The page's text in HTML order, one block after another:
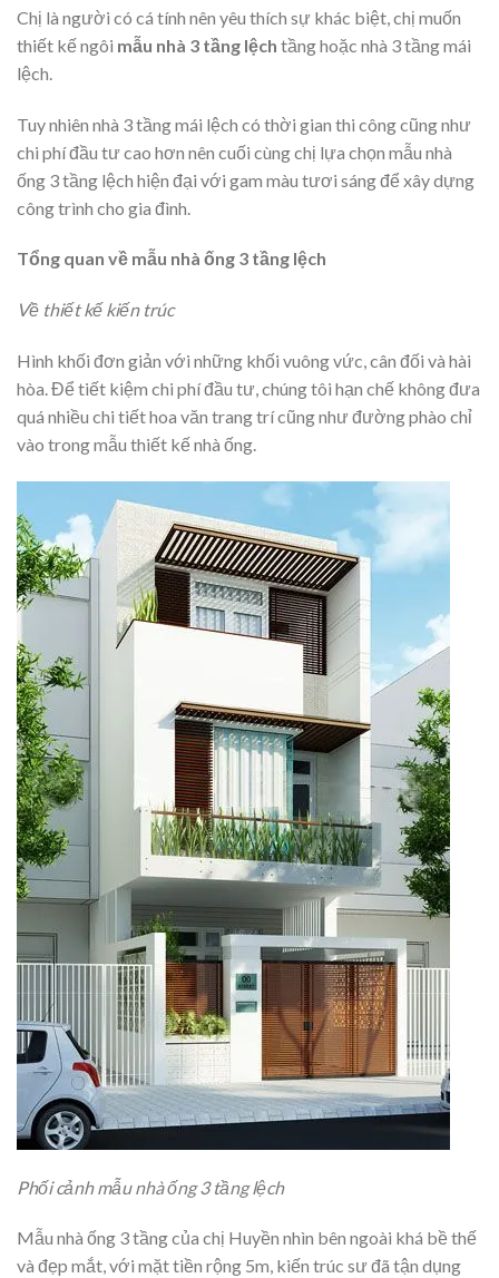
Chị là người có cá tính nên yêu thích sự khác biệt, chị muốn
thiết kế ngôi mẫu nhà 3 tầng lệch tầng hoặc nhà 3 tầng mái
lệch.
Tuy nhiên nhà 3 tầng mái lệch có thời gian thi công cũng như
chi phí đầu tư cao hơn nên cuối cùng chị lựa chọn mẫu nhà
ống 3 tầng lệch hiện đại với gam màu tươi sáng để xây dựng
công trình cho gia đình.
Tổng quan về mẫu nhà ống 3 tầng lệch
Về thiết kế kiến trúc
Hình khối đơn giản với những khối vuông vức, cân đối và hài
hòa. Để tiết kiệm chi phí đầu tư, chúng tôi hạn chế không đưa
quá nhiều chi tiết hoa văn trang trí cũng như đường phào chỉ
vào trong mẫu thiết kế nhà ống.
Phối cảnh mẫu nhà ống 3 tầng lệch
Mẫu nhà ống 3 tầng của chị Huyền nhìn bên ngoài khá bề thế
và đẹp mắt, với mặt tiền rộng 5m, kiến trúc sư đã tận dụng